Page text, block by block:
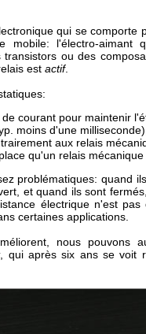
qui se comporte
mobile: l'électro-aimant
ou des
est actif.
courant pour maintenir
moins d'une
aux relais
qu'un relais mécanique
problématiques: quand
et quand ils sont
électrique n'est pas
certaines applications.
nous pouvons
, qui après six ans se voit